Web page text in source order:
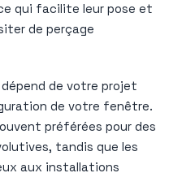
qui facilite leur pose et
de perçage
de votre projet
de votre fenêtre.
préférées pour des
tandis que les
aux installations